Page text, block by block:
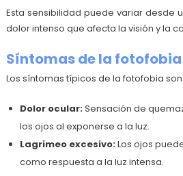
Esta sensibilidad puede variar desde
dolor intenso que afecta la visión y la
Síntomas de la fotofobia
Los síntomas típicos de la fotofobia son:
Dolor ocular:Sensación de
los ojos al exponerse a la luz.
Lagrimeo excesivo:Los ojos
como respuesta a la luz intensa.